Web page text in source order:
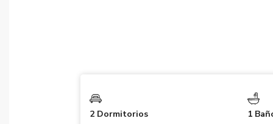
2 Dormitorios 1